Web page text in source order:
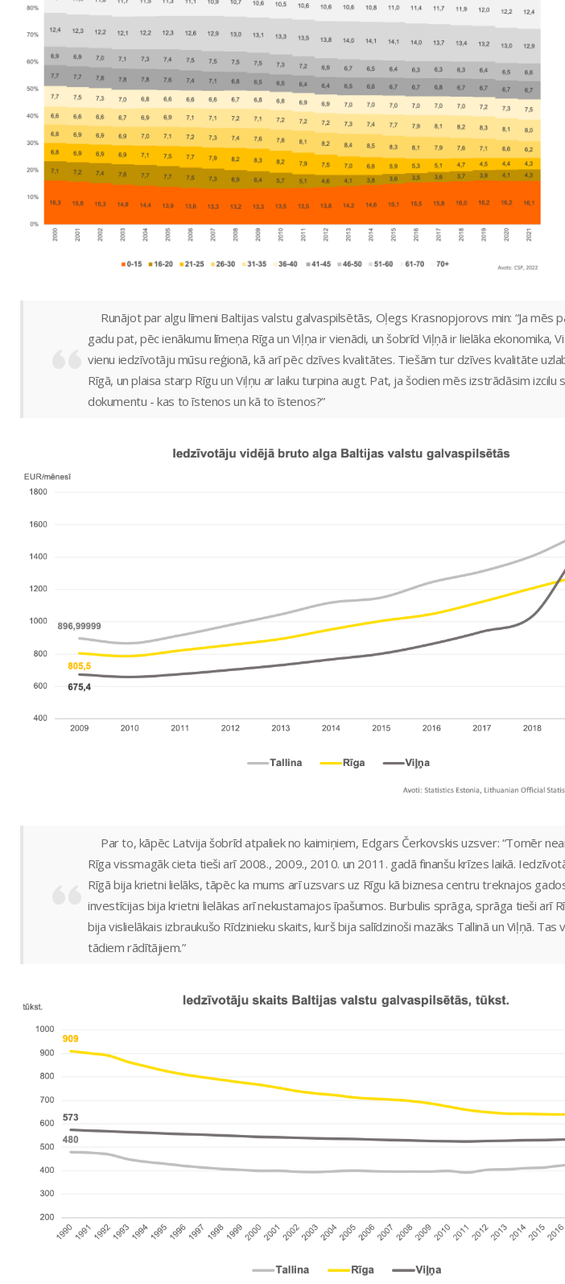
Runājot par algu līmeni Baltijas valstu galvaspilsētās, Oļegs Krasnopjorovs min: “Ja mēs
gadu pat, pēc ienākumu līmeņa Rīga un Viļņa ir vienādi, un šobrīd Viļņā ir lielāka ekonomika,
vienu iedzīvotāju mūsu reģionā, kā arī pēc dzīves kvalitātes. Tiešām tur dzīves kvalitāte
Rīgā, un plaisa starp Rīgu un Viļņu ar laiku turpina augt. Pat, ja šodien mēs izstrādāsim izcilu
dokumentu - kas to īstenos un kā to īstenos?”
Par to, kāpēc Latvija šobrīd atpaliek no kaimiņiem, Edgars Čerkovskis uzsver: “Tomēr
Rīga vissmagāk cieta tieši arī 2008., 2009., 2010. un 2011. gadā finanšu krīzes laikā.
Rīgā bija krietni lielāks, tāpēc ka mums arī uzsvars uz Rīgu kā biznesa centru treknajos
investīcijas bija krietni lielākas arī nekustamajos īpašumos. Burbulis sprāga, sprāga tieši arī
bija vislielākais izbraukušo Rīdzinieku skaits, kurš bija salīdzinoši mazāks Tallinā un Viļņā.
tādiem rādītājiem.”